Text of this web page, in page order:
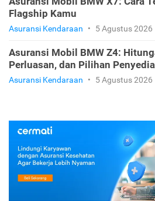
Flagship Kamu
Asuransi Kendaraan • 5 Agustus 2026
Asuransi Mobil BMW Z4:
Perluasan, dan Pilihan
Asuransi Kendaraan • 5 Agustus 2026